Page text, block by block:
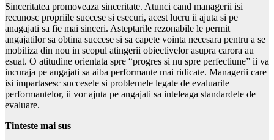
Sinceritatea promoveaza sinceritate. Atunci cand managerii isi
recunosc propriile succese si esecuri, acest lucru ii ajuta si pe
anagajati sa fie mai sinceri. Asteptarile rezonabile le permit
angajatilor sa obtina succese si sa capete vointa necesara pentru a se
mobiliza din nou in scopul atingerii obiectivelor asupra carora au
esuat. O atitudine orientata spre “progres si nu spre perfectiune” ii va
incuraja pe angajati sa aiba performante mai ridicate. Managerii care
isi impartasesc succesele si problemele legate de evaluarile
performantelor, ii vor ajuta pe angajati sa inteleaga standardele de
evaluare.
Tinteste mai sus